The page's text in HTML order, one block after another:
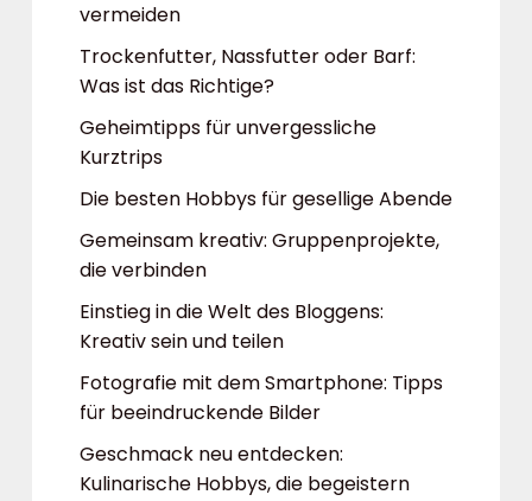
vermeiden
Trockenfutter, Nassfutter oder Barf:
Was ist das Richtige?
Geheimtipps für unvergessliche
Kurztrips
Die besten Hobbys für gesellige Abende
Gemeinsam kreativ: Gruppenprojekte,
die verbinden
Einstieg in die Welt des Bloggens:
Kreativ sein und teilen
Fotografie mit dem Smartphone: Tipps
für beeindruckende Bilder
Geschmack neu entdecken:
Kulinarische Hobbys, die begeistern